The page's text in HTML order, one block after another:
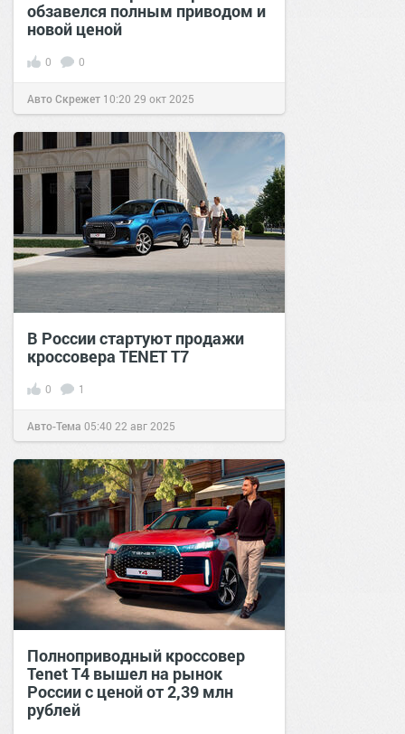
обзавелся полным приводом и
новой ценой
0 0
Авто Скрежет 10:20 29 окт 2025
В России стартуют продажи
кроссовера TENET T7
0 1
Авто-Тема 05:40 22 авг 2025
Полноприводный кроссовер
Tenet T4 вышел на рынок
России с ценой от 2,39 млн
рублей